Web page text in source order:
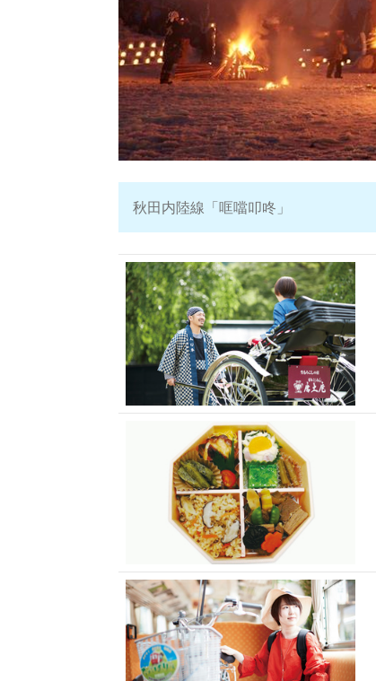
秋田内陸線「哐噹叩咚」